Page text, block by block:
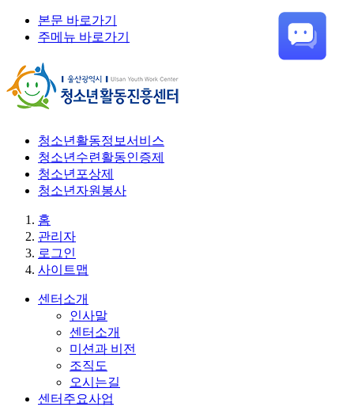
본문 바로가기
주메뉴 바로가기
청소년활동정보서비스
청소년수련활동인증제
청소년포상제
청소년자원봉사
홈
관리자
로그인
사이트맵
센터소개
인사말
센터소개
미션과 비전
조직도
오시는길
센터주요사업